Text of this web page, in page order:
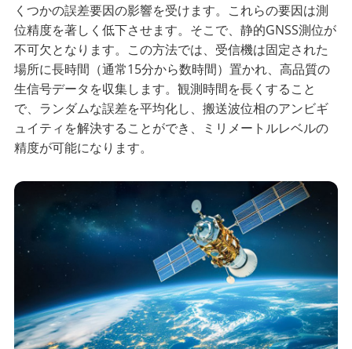
くつかの誤差要因の影響を受けます。これらの要因は測
位精度を著しく低下させます。そこで、静的GNSS測位が
不可欠となります。この方法では、受信機は固定された
場所に長時間（通常15分から数時間）置かれ、高品質の
生信号データを収集します。観測時間を長くすること
で、ランダムな誤差を平均化し、搬送波位相のアンビギ
ュイティを解決することができ、ミリメートルレベルの
精度が可能になります。